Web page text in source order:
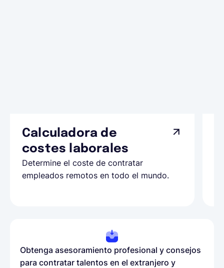
Calculadora de
costes laborales
Determine el coste de contratar
empleados remotos en todo el mundo.
Obtenga asesoramiento profesional y consejos
para contratar talentos en el extranjero y